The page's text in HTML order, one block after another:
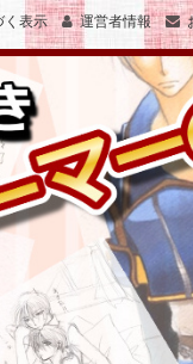
く表示 運営者情報
ーマー
な生活を絵と文で綴